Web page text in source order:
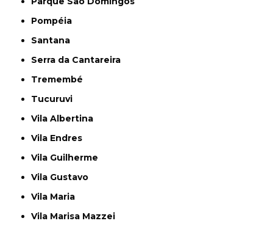
Pompéia
Santana
Serra da Cantareira
Tremembé
Tucuruvi
Vila Albertina
Vila Endres
Vila Guilherme
Vila Gustavo
Vila Maria
Vila Marisa Mazzei